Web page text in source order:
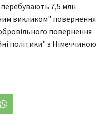
7,5 млн
викликом" повернення
повернення
політики" з Німеччиною